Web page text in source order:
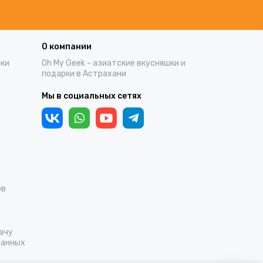
О компании
Oh My Geek - азиатские вкусняшки и
подарки в Астрахани
Мы в социальных сетях